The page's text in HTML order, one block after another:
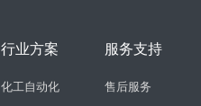
行业方案
化工自动化
服务支持
售后服务